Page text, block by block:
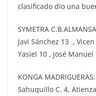
clasificado dio una
SYMETRA
Javi Sánchez 13 ,
Yasiel 10 , José
KONGA
Sahuquillo C. 4,